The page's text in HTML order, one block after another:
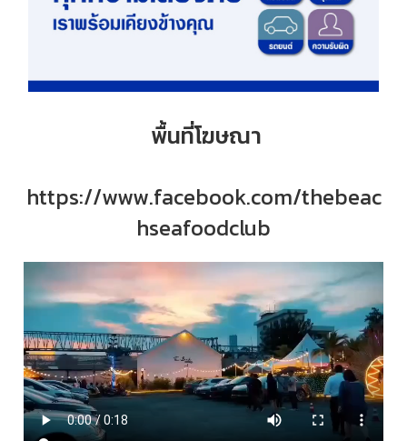
พื้นที่โฆษณา
https://www.facebook.com/thebeac
hseafoodclub